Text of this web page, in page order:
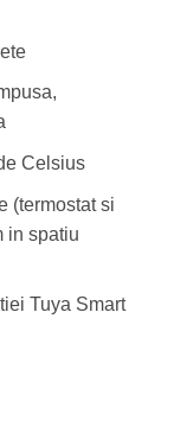
Celsius
(termostat si
in spatiu
Tuya Smart